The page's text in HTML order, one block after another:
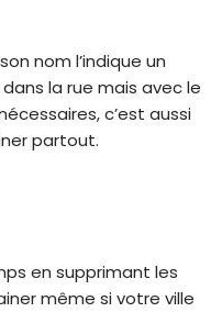
nom l’indique un
la rue mais avec le
c’est aussi
partout.
en supprimant les
même si votre ville